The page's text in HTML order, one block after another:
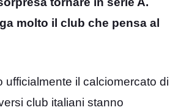
molto il club che pensa al
ufficialmente il calciomercato di
club italiani stanno